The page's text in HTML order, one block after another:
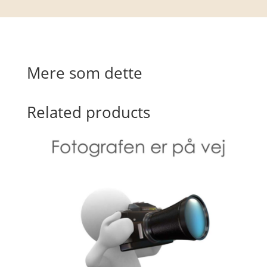
Mere som dette
Related products